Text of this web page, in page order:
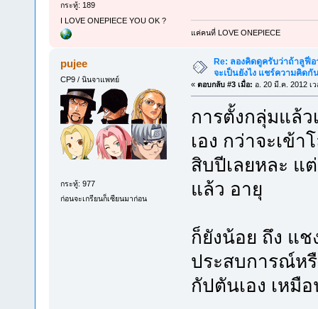
กระทู้: 189
I LOVE ONEPIECE YOU OK ?
แค่คนที่ LOVE ONEPIECE
pujee
CP9 / นินจาแพทย์
กระทู้: 977
ก่อนจะเกรียนก็เซียนมาก่อน
Re: ลองคิดดูครับว่าถ้าลูฟี่
จะเป็นยังไง แชร์ความคิดกั
« ตอบกลับ #3 เมื่อ: อ. 20 มี.ค. 2012 เ
การตั้งกลุ่มแล้
เอง กว่าจะเข้
สิบปีเลยหละ แ
แล้ว อายุ
ก็ยังน้อย ถึง แช
ประสบการณ์หรื
กัปตันเอง เหมื